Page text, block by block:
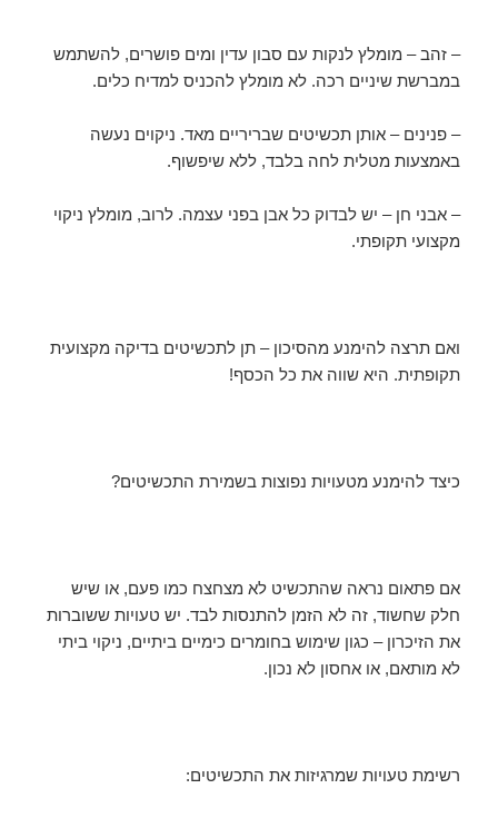
– זהב – מומלץ לנקות עם סבון עדין ומים פושרים, להשתמש
במברשת שיניים רכה. לא מומלץ להכניס למדיח כלים.
– פנינים – אותן תכשיטים שבריריים מאד. ניקוים נעשה
באמצעות מטלית לחה בלבד, ללא שיפשוף.
– אבני חן – יש לבדוק כל אבן בפני עצמה. לרוב, מומלץ ניקוי
מקצועי תקופתי.
ואם תרצה להימנע מהסיכון – תן לתכשיטים בדיקה מקצועית
תקופתית. היא שווה את כל הכסף!
כיצד להימנע מטעויות נפוצות בשמירת התכשיטים?
אם פתאום נראה שהתכשיט לא מצחצח כמו פעם, או שיש
חלק שחשוד, זה לא הזמן להתנסות לבד. יש טעויות ששוברות
את הזיכרון – כגון שימוש בחומרים כימיים ביתיים, ניקוי ביתי
לא מותאם, או אחסון לא נכון.
רשימת טעויות שמרגיזות את התכשיטים: